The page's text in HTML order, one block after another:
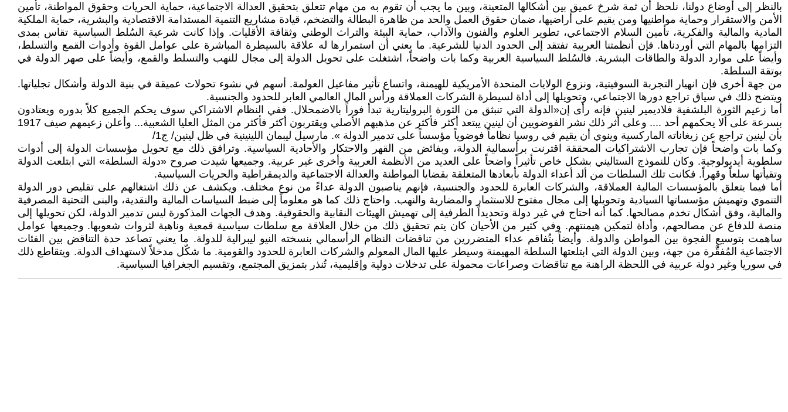
بالنظر إلى أوضاع دولنا، نلحظ أن ثمة شرخ عميق بين أشكالها المتعينة، وبين ما يجب أن تقوم به من مهام تتعلق بتحقيق العدالة الاجتماعية، حماية الحريات وحقوق المواطنة، تأمين
الأمن والاستقرار وحماية مواطنيها ومن يقيم على أراضيها، ضمان حقوق العمل والحد من ظاهرة البطالة والتضخم، قيادة مشاريع التنمية المستدامة الاقتصادية والبشرية، حماية الملكية
المادية والمالية والفكرية، تأمين السلام الاجتماعي، تطوير العلوم والفنون والآداب، حماية البيئة والتراث الوطني وثقافة الأقليات. وإذا كانت شرعية السُلط السياسية تقاس بمدى
التزامها بالمهام التي أوردناها. فإن أنظمتنا العربية تفتقد إلى الحدود الدنيا للشرعية. ما يعني أن استمرارها له علاقة بالسيطرة المباشرة على عوامل القوة وأدوات القمع والتسلط،
وأيضاً على موارد الدولة والطاقات البشرية. فالسُلط السياسية العربية وكما بات واضحاً، اشتغلت على تحويل الدولة إلى مجال للنهب والتسلط والقمع، وأيضاً على صهر الدولة في
بوتقة السلطة.
من جهة أخرى فإن انهيار التجربة السوفيتية، ونزوع الولايات المتحدة الأمريكية للهيمنة، واتساع تأثير مفاعيل العولمة. أسهم في نشوء تحولات عميقة في بنية الدولة وأشكال تجلياتها.
ويتضح ذلك في سياق تراجع دورها الاجتماعي، وتحويلها إلى أداة لسيطرة الشركات العملاقة ورأس المال العالمي العابر للحدود والجنسية.
أما زعيم الثورة البلشفية فلاديمير لينين فإنه رأى إن«الدولة التي تنبثق من الثورة البروليتارية تبدأ فوراً بالاضمحلال. ففي النظام الاشتراكي سوف يحكم الجميع كلاً بدوره ويعتادون
بسرعة على ألا يحكمهم أحد .... وعلى أثر ذلك نشر الفوضويين أن لينين يبتعد أكثر فأكثر عن مذهبهم الأصلي ويقتربون أكثر فأكثر من المثل العليا الشعبية... وأعلن زعيمهم صيف 1917
بأن لينين تراجع عن زيغاناته الماركسية وينوي أن يقيم في روسيا نظاماً فوضوياً مؤسساً على تدمير الدولة ». مارسيل ليبمان اللينينية في ظل لينين/ ج1/
وكما بات واضحاً فإن تجارب الاشتراكيات المحققة اقترنت برأسمالية الدولة، وبفائض من القهر والاحتكار والأحادية السياسية. وترافق ذلك مع تحويل مؤسسات الدولة إلى أدوات
سلطوية أيديولوجية. وكان للنموذج الستاليني بشكل خاص تأثيراً واضحاً على العديد من الأنظمة العربية وأخرى غير عربية. وجميعها شيدت صروح «دولة السلطة» التي ابتلعت الدولة
وتقيأتها سلعاً وقهراً. فكانت تلك السلطات من ألد أعداء الدولة بأبعادها المتعلقة بقضايا المواطنة والعدالة الاجتماعية والديمقراطية والحريات السياسية.
أما فيما يتعلق بالمؤسسات المالية العملاقة، والشركات العابرة للحدود والجنسية، فإنهم يناصبون الدولة عداءً من نوع مختلف. ويكشف عن ذلك اشتغالهم على تقليص دور الدولة
التنموي وتهميش مؤسساتها السيادية وتحويلها إلى مجال مفتوح للاستثمار والمضاربة والنهب. واحتاج ذلك كما هو معلوماً إلى ضبط السياسات المالية والنقدية، والبنى التحتية المصرفية
والمالية، وفق أشكال تخدم مصالحها. كما أنه احتاج في غير دولة وتحديداً الطرفية إلى تهميش الهيئات النقابية والحقوقية. وهدف الجهات المذكورة ليس تدمير الدولة، لكن تحويلها إلى
منصة للدفاع عن مصالحهم، وأداة لتمكين هيمنتهم. وفي كثير من الأحيان كان يتم تحقيق ذلك من خلال العلاقة مع سلطات سياسية قمعية وناهبة لثروات شعوبها. وجميعها عوامل
ساهمت بتوسيع الفجوة بين المواطن والدولة. وأيضاً بتُفاقم عداء المتضررين من تناقضات النظام الرأسمالي بنسخته النيو ليبرالية للدولة. ما يعني تصاعد حدة التناقض بين الفئات
الاجتماعية المُفقَّرة من جهة، وبين الدولة التي ابتلعتها السلطة المهيمنة وسيطر عليها المال المعولم والشركات العابرة للحدود والقومية. ما شكّل مدخلاً لاستهداف الدولة. ويتقاطع ذلك
في سوريا وغير دولة عربية في اللحظة الراهنة مع تناقضات وصراعات محمولة على تدخلات دولية وإقليمية، تُنذر بتمزيق المجتمع، وتقسيم الجغرافيا السياسية.